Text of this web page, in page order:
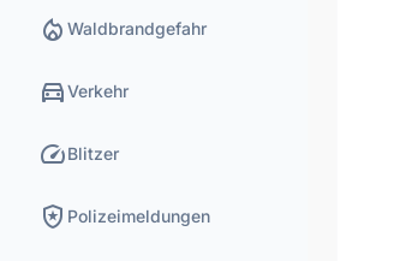
local_fire_department Waldbrandgefahr
directions_carVerkehr
speedBlitzer
local_police Polizeimeldungen